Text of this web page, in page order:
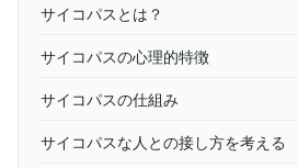
サイコパスとは？
サイコパスの心理的特徴
サイコパスの仕組み
サイコパスな人との接し方を考える